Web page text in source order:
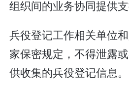
组织间的业务协同提供支
兵役登记工作相关单位
家保密规定，不得泄露
供收集的兵役登记信息。